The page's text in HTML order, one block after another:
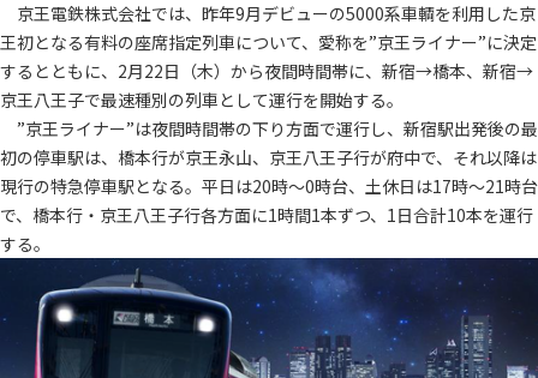
京王電鉄株式会社では、昨年9月デビューの5000系車輌を利用した京
王初となる有料の座席指定列車について、愛称を”京王ライナー”に決定
するとともに、2月22日（木）から夜間時間帯に、新宿→橋本、新宿→
京王八王子で最速種別の列車として運行を開始する。
”京王ライナー”は夜間時間帯の下り方面で運行し、新宿駅出発後の最
初の停車駅は、橋本行が京王永山、京王八王子行が府中で、それ以降は
現行の特急停車駅となる。平日は20時～0時台、土休日は17時～21時台
で、橋本行・京王八王子行各方面に1時間1本ずつ、1日合計10本を運行
する。